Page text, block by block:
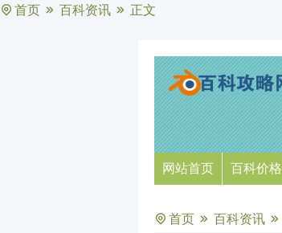
首页 百科资讯 正文
网站首页 百科价格
首页 百科资讯